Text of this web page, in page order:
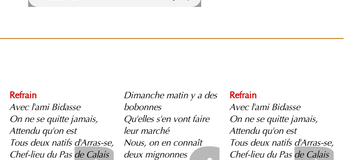
Refrain
Avec l'ami Bidasse
On ne se quitte jamais,
Attendu qu'on est
Tous deux natifs d'Arras-se,
Chef-lieu du Pas de Calais
Dimanche matin y a des
bobonnes
Qu'elles s'en vont faire
leur marché
Nous, on en connaît
deux mignonnes
Refrain
Avec l'ami Bidasse
On ne se quitte jamais,
Attendu qu'on est
Tous deux natifs d'Arras-se,
Chef-lieu du Pas de Calais